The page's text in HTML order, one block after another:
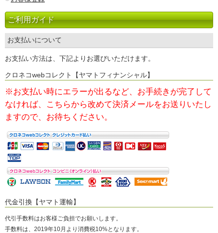
ご利用ガイド
お支払いについて
お支払い方法は、下記よりお選びいただけます。
クロネコwebコレクト【ヤマトフィナンシャル】
※お支払い時にエラーが出るなど、お手続きが完了して
なければ、
こちらから改めて決済メールをお送りいたし
ますので、お待ちください。
代金引換【ヤマト運輸】
代引手数料はお客様ご負担でお願いします。
手数料は、2019年10月より消費税10%となります。